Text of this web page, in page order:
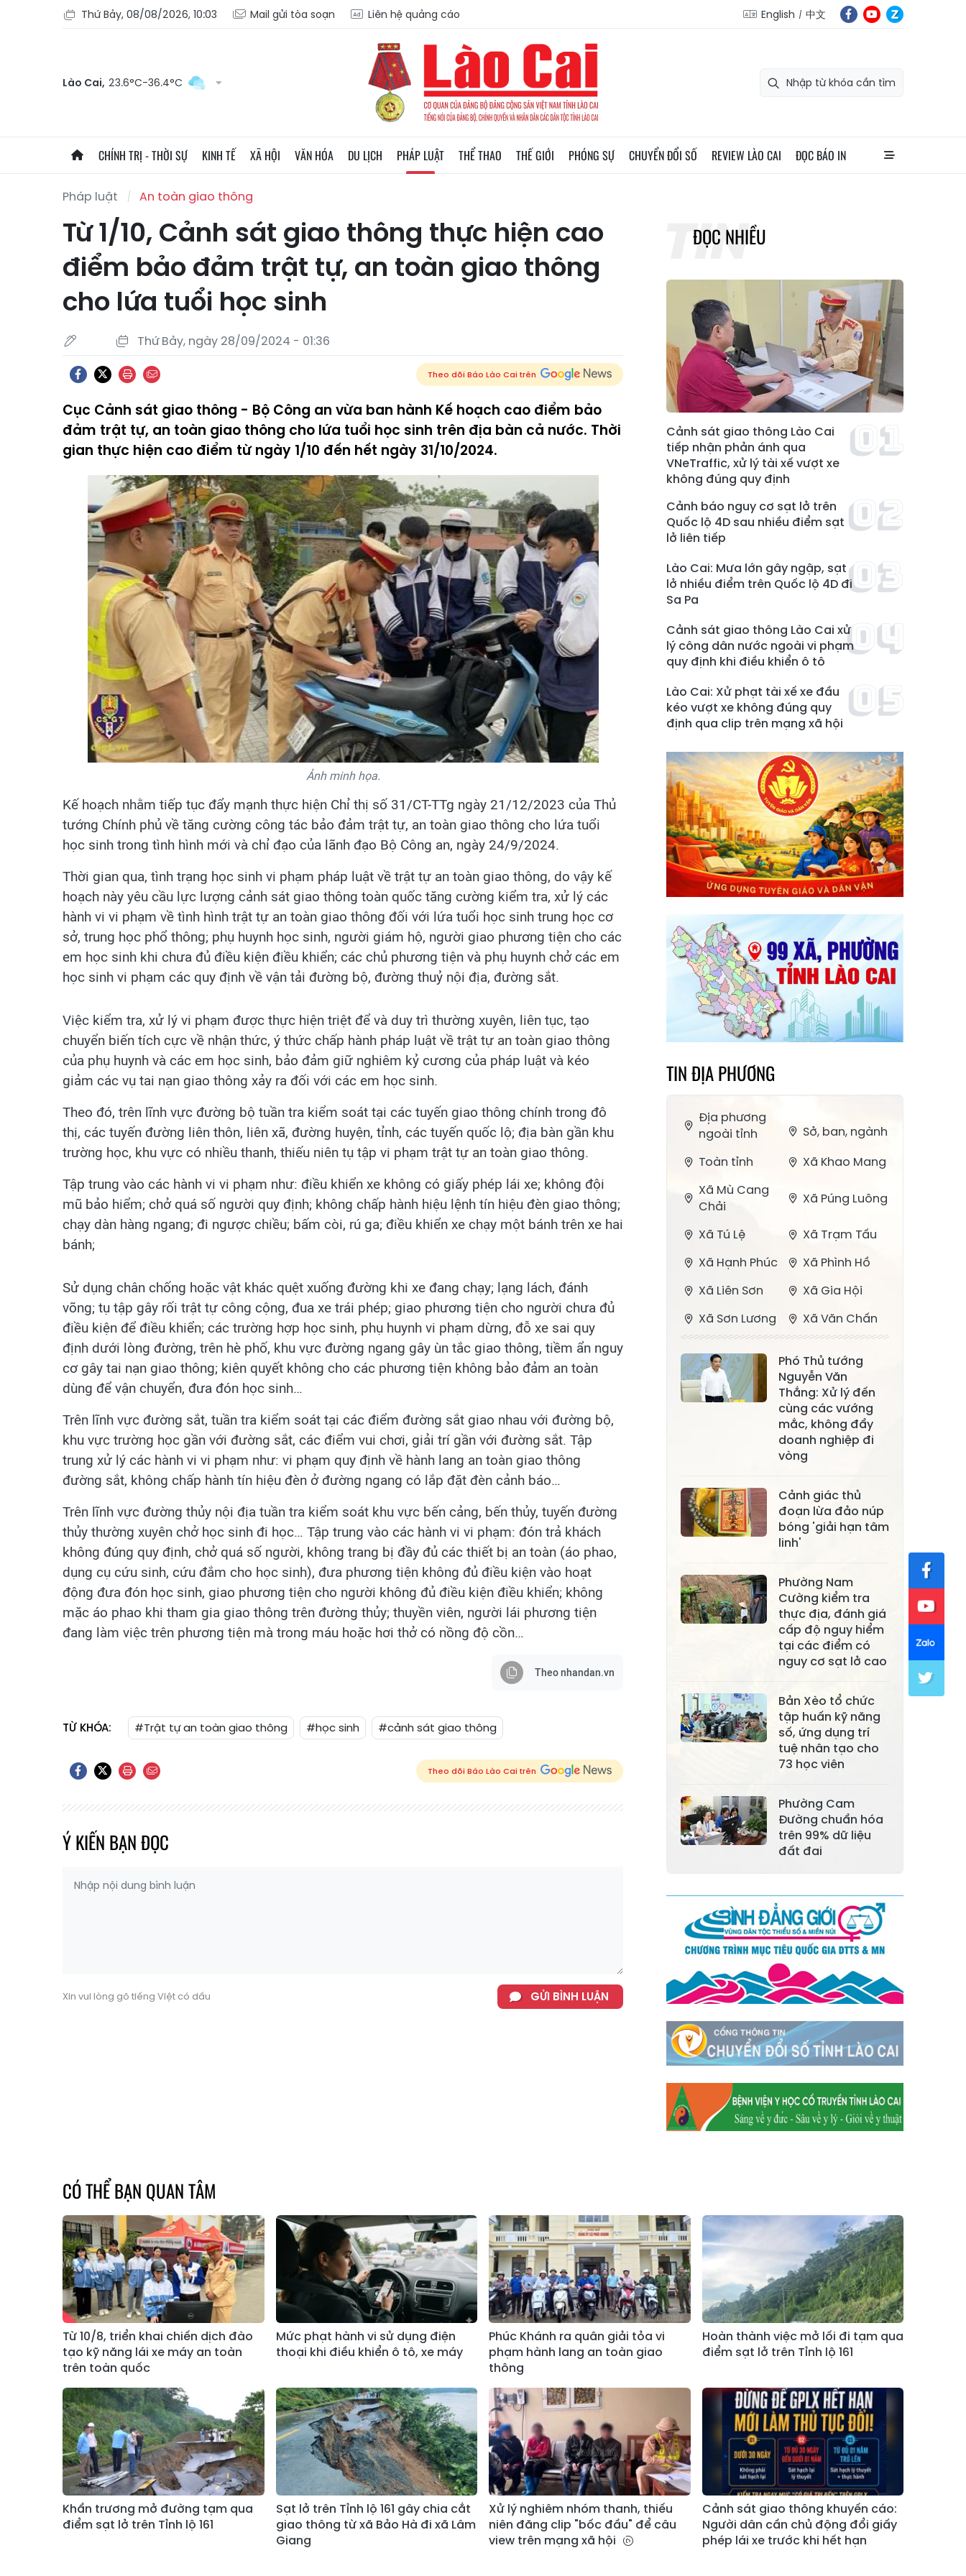
Thứ Bảy, 08/08/2026, 10:03 Mail gửi tòa soạn Liên hệ quảng cáo English 中文
Lào Cai, 23.6°C-36.4°C
CHÍNH TRỊ - THỜI SỰ KINH TẾ XÃ HỘI VĂN HÓA DU LỊCH PHÁP LUẬT THỂ THAO THẾ GIỚI PHÓNG SỰ CHUYỂN ĐỔI SỐ REVIEW LÀO CAI ĐỌC BÁO IN
Pháp luật An toàn giao thông
Từ 1/10, Cảnh sát giao thông thực hiện cao
điểm bảo đảm trật tự, an toàn giao thông
cho lứa tuổi học sinh
Thứ Bảy, ngày 28/09/2024 - 01:36
Theo dõi Báo Lào Cai trên
Cục Cảnh sát giao thông - Bộ Công an vừa ban hành Kế hoạch cao điểm bảo
đảm trật tự, an toàn giao thông cho lứa tuổi học sinh trên địa bàn cả nước. Thời
gian thực hiện cao điểm từ ngày 1/10 đến hết ngày 31/10/2024.
Ảnh minh họa.
Kế hoạch nhằm tiếp tục đẩy mạnh thực hiện Chỉ thị số 31/CT-TTg ngày 21/12/2023 của Thủ
tướng Chính phủ về tăng cường công tác bảo đảm trật tự, an toàn giao thông cho lứa tuổi
học sinh trong tình hình mới và chỉ đạo của lãnh đạo Bộ Công an, ngày 24/9/2024.
Thời gian qua, tình trạng học sinh vi phạm pháp luật về trật tự an toàn giao thông, do vậy kế
hoạch này yêu cầu lực lượng cảnh sát giao thông toàn quốc tăng cường kiểm tra, xử lý các
hành vi vi phạm về tình hình trật tự an toàn giao thông đối với lứa tuổi học sinh trung học cơ
sở, trung học phổ thông; phụ huynh học sinh, người giám hộ, người giao phương tiện cho các
em học sinh khi chưa đủ điều kiện điều khiển; các chủ phương tiện và phụ huynh chở các em
học sinh vi phạm các quy định về vận tải đường bộ, đường thuỷ nội địa, đường sắt.
Việc kiểm tra, xử lý vi phạm được thực hiện triệt để và duy trì thường xuyên, liên tục, tạo
chuyển biến tích cực về nhận thức, ý thức chấp hành pháp luật về trật tự an toàn giao thông
của phụ huynh và các em học sinh, bảo đảm giữ nghiêm kỷ cương của pháp luật và kéo
giảm các vụ tai nạn giao thông xảy ra đối với các em học sinh.
Theo đó, trên lĩnh vực đường bộ tuần tra kiểm soát tại các tuyến giao thông chính trong đô
thị, các tuyến đường liên thôn, liên xã, đường huyện, tỉnh, các tuyến quốc lộ; địa bàn gần khu
trường học, khu vực có nhiều thanh, thiếu niên tụ tập vi phạm trật tự an toàn giao thông.
Tập trung vào các hành vi vi phạm như: điều khiển xe không có giấy phép lái xe; không đội
mũ bảo hiểm; chở quá số người quy định; không chấp hành hiệu lệnh tín hiệu đèn giao thông;
chạy dàn hàng ngang; đi ngược chiều; bấm còi, rú ga; điều khiển xe chạy một bánh trên xe hai
bánh;
Sử dụng chân chống hoặc vật khác quệt xuống đường khi xe đang chạy; lạng lách, đánh
võng; tụ tập gây rối trật tự công cộng, đua xe trái phép; giao phương tiện cho người chưa đủ
điều kiện để điều khiển; các trường hợp học sinh, phụ huynh vi phạm dừng, đỗ xe sai quy
định dưới lòng đường, trên hè phố, khu vực đường ngang gây ùn tắc giao thông, tiềm ẩn nguy
cơ gây tai nạn giao thông; kiên quyết không cho các phương tiện không bảo đảm an toàn
dùng để vận chuyển, đưa đón học sinh…
Trên lĩnh vực đường sắt, tuần tra kiểm soát tại các điểm đường sắt giao nhau với đường bộ,
khu vực trường học gần với đường sắt, các điểm vui chơi, giải trí gần với đường sắt. Tập
trung xử lý các hành vi vi phạm như: vi phạm quy định về hành lang an toàn giao thông
đường sắt, không chấp hành tín hiệu đèn ở đường ngang có lắp đặt đèn cảnh báo…
Trên lĩnh vực đường thủy nội địa tuần tra kiểm soát khu vực bến cảng, bến thủy, tuyến đường
thủy thường xuyên chở học sinh đi học… Tập trung vào các hành vi vi phạm: đón trả khách
không đúng quy định, chở quá số người, không trang bị đầy đủ các thiết bị an toàn (áo phao,
dụng cụ cứu sinh, cứu đắm cho học sinh), đưa phương tiện không đủ điều kiện vào hoạt
động đưa đón học sinh, giao phương tiện cho người không đủ điều kiện điều khiển; không
mặc áo phao khi tham gia giao thông trên đường thủy; thuyền viên, người lái phương tiện
đang làm việc trên phương tiện mà trong máu hoặc hơi thở có nồng độ cồn…
Theo nhandan.vn
TỪ KHÓA: #Trật tự an toàn giao thông #học sinh #cảnh sát giao thông
Theo dõi Báo Lào Cai trên
Ý KIẾN BẠN ĐỌC
Xin vui lòng gõ tiếng Việt có dấu GỬI BÌNH LUẬN
ĐỌC NHIỀU
Cảnh sát giao thông Lào Cai
tiếp nhận phản ánh qua
VNeTraffic, xử lý tài xế vượt xe
không đúng quy định
Cảnh báo nguy cơ sạt lở trên
Quốc lộ 4D sau nhiều điểm sạt
lở liên tiếp
Lào Cai: Mưa lớn gây ngập, sạt
lở nhiều điểm trên Quốc lộ 4D đi
Sa Pa
Cảnh sát giao thông Lào Cai xử
lý công dân nước ngoài vi phạm
quy định khi điều khiển ô tô
Lào Cai: Xử phạt tài xế xe đầu
kéo vượt xe không đúng quy
định qua clip trên mạng xã hội
TIN ĐỊA PHƯƠNG
Địa phương
ngoài tỉnh
Sở, ban, ngành
Toàn tỉnh
Xã Khao Mang
Xã Mù Cang
Chải
Xã Púng Luông
Xã Tú Lệ
Xã Trạm Tấu
Xã Hạnh Phúc
Xã Phình Hồ
Xã Liên Sơn
Xã Gia Hội
Xã Sơn Lương
Xã Văn Chấn
Bằng La
Xã Chấn Thịnh
Xã Nghĩa Tâm
Xã Phong Dụ
Hạ
Xã Lâm Giang
Xã Mậu A Xã Xuân Ái
Xã Lâm
Xã Lục Yên
Xã Tân Lĩnh
Xã Khánh Hòa
Xã Phúc Lợi
Xã Cảm Nhân
Xã Thác Bà
Xã Yên Bình
Xã Bảo Ái
Xã Trấn Yên
Xã Hưng
Khánh
Xã Việt Hồng
Xã Quy Mông
Xã Cốc San
Xã Hợp Thành
Xã Phong Hải
Xã Tằng Loỏng
Xã Gia Phú
Xã Mường
Hum
Xã Dền Sáng
Xã Y Tý
Xã A Mú Sung
Xã Bản Xèo
Xã Bát Xát
Xã Võ Lao
Xã Khánh Yên
Xã Văn Bàn
Xã Dương Quỳ
Xã Chiềng Ken
Xã Minh Lương
Xã Bảo Hà
Xã Mường Bo
Xã Bản Hồ
Xã Tả Van
Xã Tả Phìn
Xã Cốc Lầu
Xã Bảo Nhai
Xã Bản Liền
Xã Bắc Hà
Xã Tả Củ Tỷ
Xã Mường
Khương
Xã Bản Lầu
Xã Cao Sơn
Xã Si Ma Cai
Xã Sín Chéng
Xã Nậm Xé
Xã Ngũ Chỉ
Sơn
Xã Chế Tạo
Xã Lao Chải
Xã Nậm Có
Phó Thủ tướng
Nguyễn Văn
Thắng: Xử lý đến
cùng các vướng
mắc, không đẩy
doanh nghiệp đi
vòng
Cảnh giác thủ
đoạn lừa đảo núp
bóng 'giải hạn tâm
linh'
Phường Nam
Cường kiểm tra
thực địa, đánh giá
cấp độ nguy hiểm
tại các điểm có
nguy cơ sạt lở cao
Bản Xèo tổ chức
tập huấn kỹ năng
số, ứng dụng trí
tuệ nhân tạo cho
73 học viên
Phường Cam
Đường chuẩn hóa
trên 99% dữ liệu
đất đai
CÓ THỂ BẠN QUAN TÂM
Từ 10/8, triển khai chiến dịch đào
tạo kỹ năng lái xe máy an toàn
trên toàn quốc
Mức phạt hành vi sử dụng điện
thoại khi điều khiển ô tô, xe máy
Phúc Khánh ra quân giải tỏa vi
phạm hành lang an toàn giao
thông
Hoàn thành việc mở lối đi tạm qua
điểm sạt lở trên Tỉnh lộ 161
Khẩn trương mở đường tạm qua
điểm sạt lở trên Tỉnh lộ 161
Sạt lở trên Tỉnh lộ 161 gây chia cắt
giao thông từ xã Bảo Hà đi xã Lâm
Giang
Xử lý nghiêm nhóm thanh, thiếu
niên đăng clip "bốc đầu" để câu
view trên mạng xã hội
Cảnh sát giao thông khuyến cáo:
Người dân cần chủ động đổi giấy
phép lái xe trước khi hết hạn